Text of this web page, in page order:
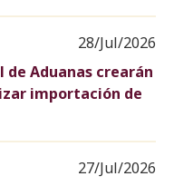
28/Jul/2026
de Aduanas crearán
importación de
27/Jul/2026